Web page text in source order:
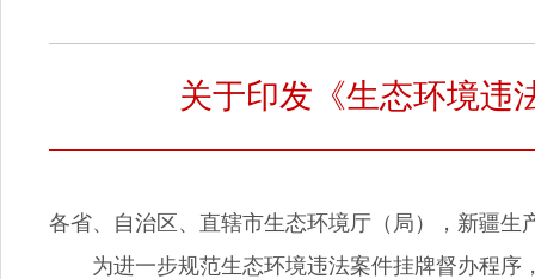
关于印发《生态环境违
各省、自治区、直辖市生态环境厅（局），新疆生
为进一步规范生态环境违法案件挂牌督办程序